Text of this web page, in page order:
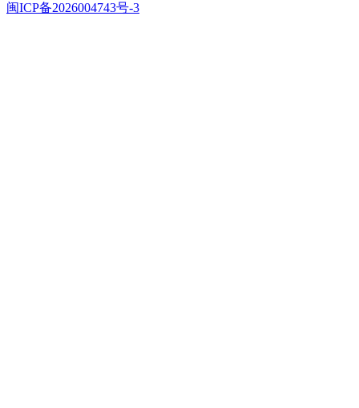
闽ICP备2026004743号-3